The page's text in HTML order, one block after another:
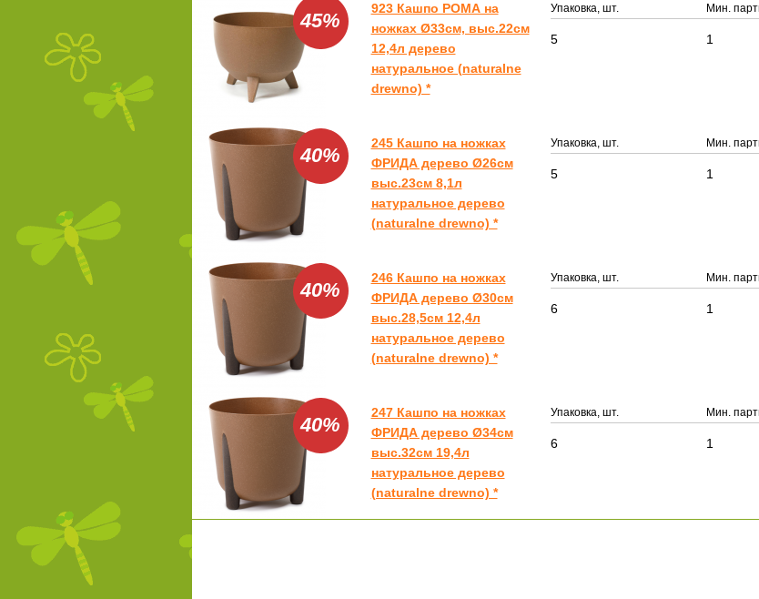
45%
923 Кашпо РОМА на
ножках Ø33см, выс.22см
12,4л дерево
натуральное (naturalne
drewno) *
Упаковка, шт. Мин.
5 1
40%
245 Кашпо на ножках
ФРИДА дерево Ø26см
выс.23см 8,1л
натуральное дерево
(naturalne drewno) *
Упаковка, шт. Мин.
5 1
40%
246 Кашпо на ножках
ФРИДА дерево Ø30см
выс.28,5см 12,4л
натуральное дерево
(naturalne drewno) *
Упаковка, шт. Мин.
6 1
40%
247 Кашпо на ножках
ФРИДА дерево Ø34см
выс.32см 19,4л
натуральное дерево
(naturalne drewno) *
Упаковка, шт. Мин.
6 1